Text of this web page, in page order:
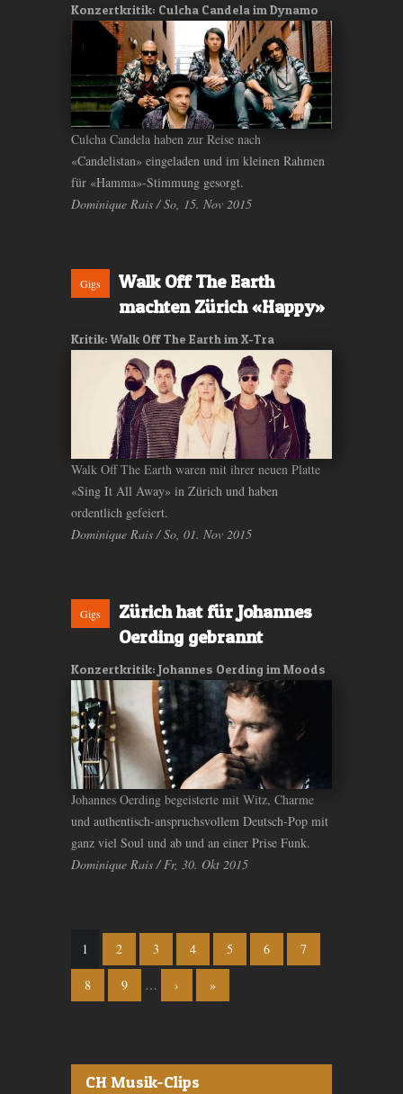
Konzertkritik: Culcha Candela im Dynamo
Culcha Candela haben zur Reise nach
«Candelistan» eingeladen und im kleinen Rahmen
für «Hamma»-Stimmung gesorgt.
Dominique Rais / So, 15. Nov 2015
Gigs
Walk Off The Earth
machten Zürich «Happy»
Kritik: Walk Off The Earth im X-Tra
Walk Off The Earth waren mit ihrer neuen Platte
«Sing It All Away» in Zürich und haben
ordentlich gefeiert.
Dominique Rais / So, 01. Nov 2015
Gigs
Zürich hat für Johannes
Oerding gebrannt
Konzertkritik: Johannes Oerding im Moods
Johannes Oerding begeisterte mit Witz, Charme
und authentisch-anspruchsvollem Deutsch-Pop mit
ganz viel Soul und ab und an einer Prise Funk.
Dominique Rais / Fr, 30. Okt 2015
Seiten
1 2 3 4 5 6 7
8 9 … › »
CH Musik-Clips